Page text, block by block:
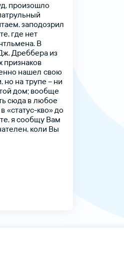
произошло
заподозрил
где нет
В
Дреббера из
признаков
нашел свою
но на трупе – ни
дом; вообще
сюда в любое
в «статус-кво» до
ясообщу Вам
коли Вы